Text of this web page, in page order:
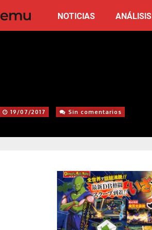
NOTICIAS ANÁLISIS
19/07/2017 Sin comentarios